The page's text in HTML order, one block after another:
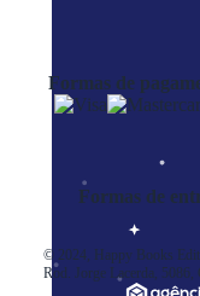
Formas de
Formas de
© 2024, Happy Books
Rod. Jorge Lacerda,